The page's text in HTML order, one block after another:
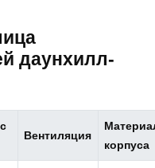
даунхилл-
Вентиляция
корпуса